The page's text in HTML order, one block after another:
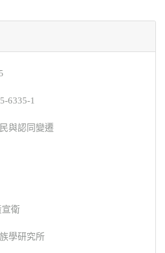
6335-1
與認同變遷
宣衛
學研究所